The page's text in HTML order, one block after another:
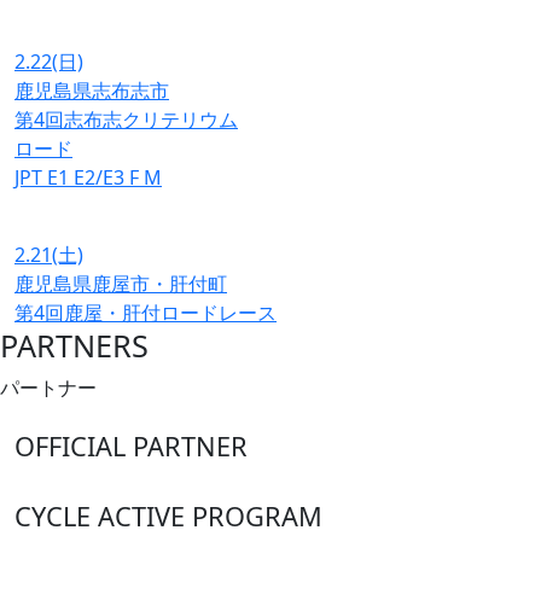
2.22(日)
鹿児島県志布志市
第4回志布志クリテリウム
ロード
JPT E1 E2/E3 F M
2.21(土)
鹿児島県鹿屋市・肝付町
第4回鹿屋・肝付ロードレース
PARTNERS
パートナー
OFFICIAL PARTNER
CYCLE ACTIVE PROGRAM